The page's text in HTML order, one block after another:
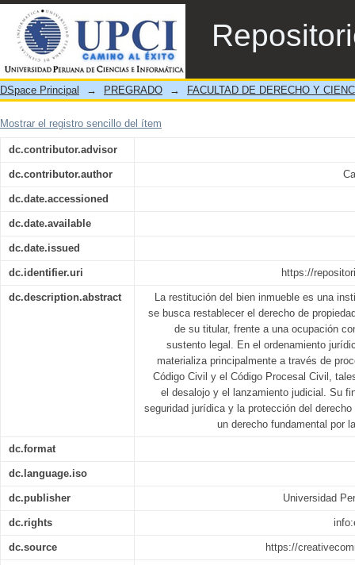
La Restitución del Bien Inmueble en la
Peruano
DSpace Principal → PREGRADO → FACULTAD DE DERECHO Y
Mostrar el registro sencillo del ítem
dc.contributor.advisor
dc.contributor.author
dc.date.accessioned
dc.date.available
dc.date.issued
dc.identifier.uri https://
dc.description.abstract
La restitución del bien inmueble es una
se busca restablecer el derecho de
de su titular, frente a una ocupación
sustento legal. En el ordenamiento
materializa principalmente a través de
Código Civil y el Código Procesal Civil,
el desalojo y el lanzamiento judicial. Su
seguridad jurídica y la protección del
un derecho fundamental por
dc.format
dc.language.iso
dc.publisher Universidad
dc.rights
dc.source https://